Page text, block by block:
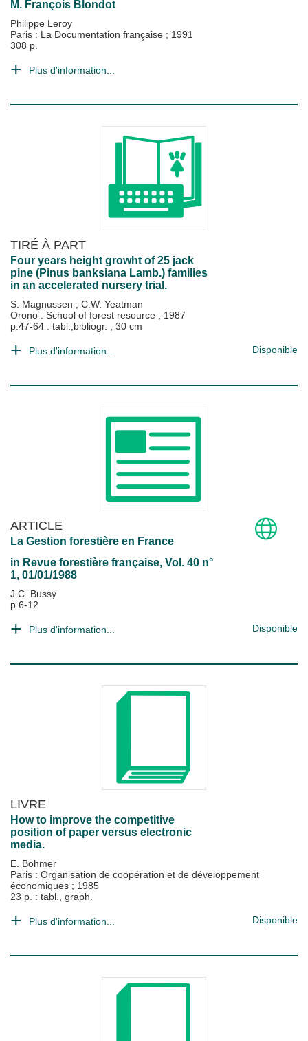
M. François Blondot
Philippe Leroy
Paris : La Documentation française ; 1991
308 p.
Plus d'information...
TIRÉ À PART
Four years height growht of 25 jack
pine (Pinus banksiana Lamb.) families
in an accelerated nursery trial.
S. Magnussen ; C.W. Yeatman
Orono : School of forest resource ; 1987
p.47-64 : tabl.,bibliogr. ; 30 cm
Plus d'information... Disponible
ARTICLE
La Gestion forestière en France
in Revue forestière française, Vol. 40 n°
1, 01/01/1988
J.C. Bussy
p.6-12
Plus d'information... Disponible
LIVRE
How to improve the competitive
position of paper versus electronic
media.
E. Bohmer
Paris : Organisation de coopération et de développement
économiques ; 1985
23 p. : tabl., graph.
Plus d'information... Disponible